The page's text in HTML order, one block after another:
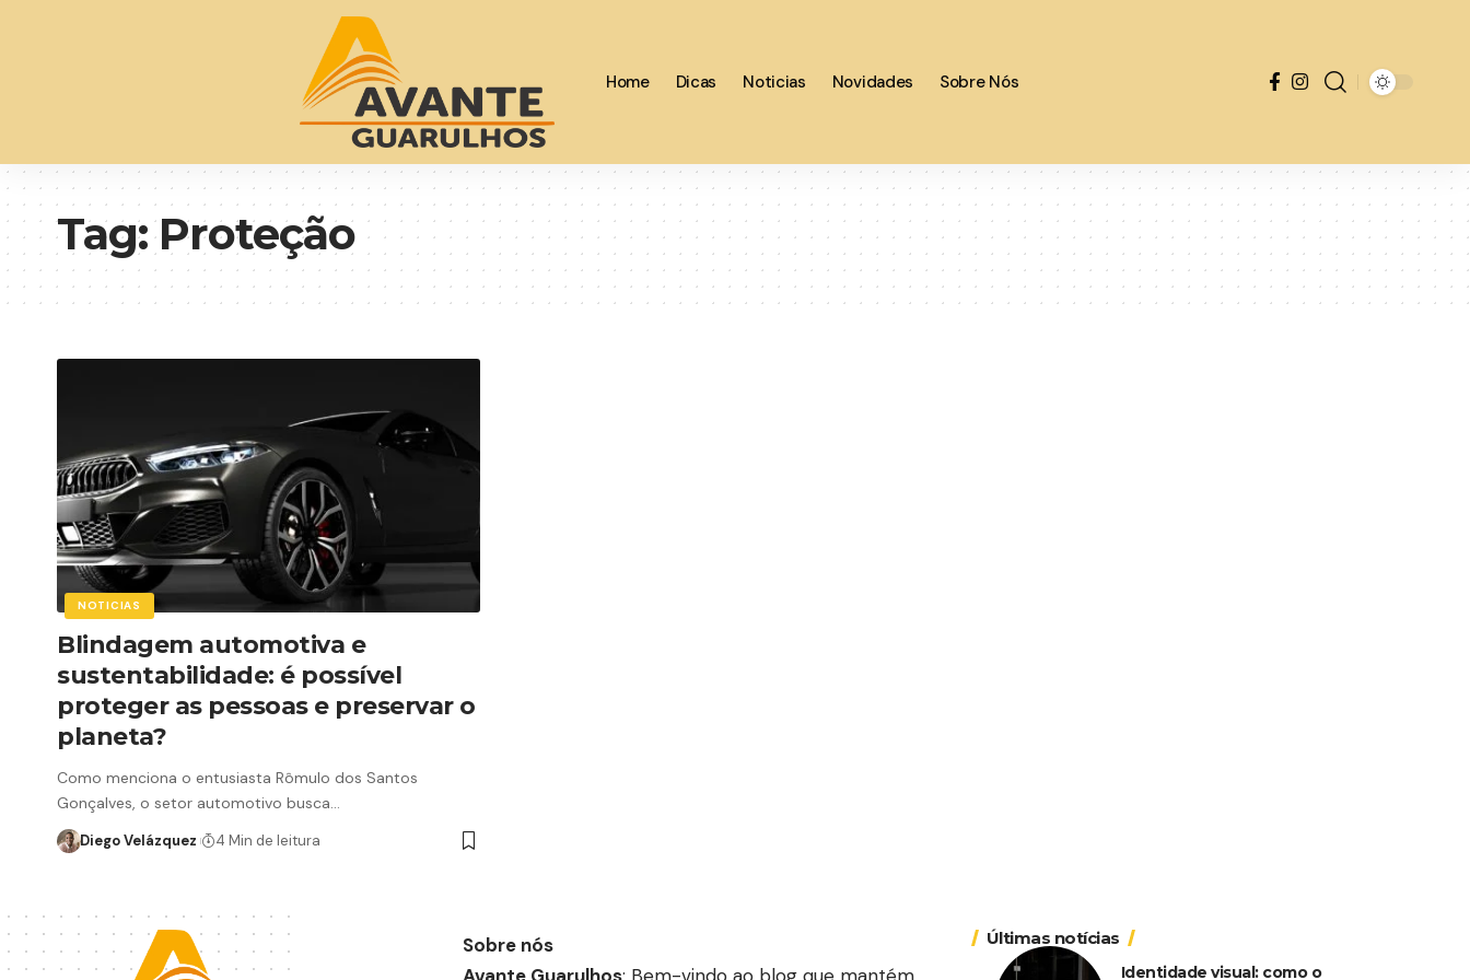
Home Dicas Noticias Novidades Sobre Nós
Tag:Proteção
NOTICIAS
Blindagem automotiva e
sustentabilidade: é possível
proteger as pessoas e preservar o
planeta?
Como menciona o entusiasta Rômulo dos Santos
Gonçalves, o setor automotivo busca…
Diego Velázquez 4 Min de leitura
Sobre nós
Últimas notícias
Identidade visual: como o